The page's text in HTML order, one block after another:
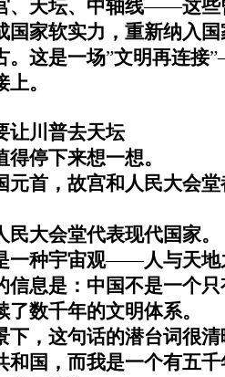
、天坛、中轴线——这些
国家软实力，重新纳入
。这是一场”文明再连接
。
让川普去天坛
停下来想一想。
元首，故宫和人民大会
大会堂代表现代国家。
一种宇宙观——人与天
信息是：中国不是一个
数千年的文明体系。
下，这句话的潜台词很
和国，而我是一个有五